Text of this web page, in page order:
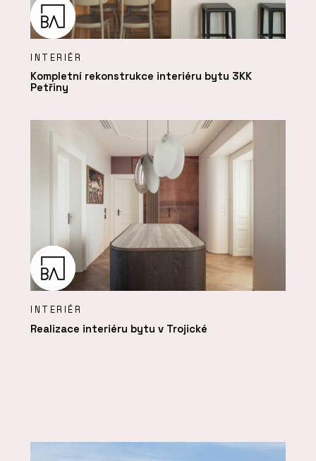
INTERIÉR
Kompletní rekonstrukce interiéru bytu 3KK
Petřiny
INTERIÉR
Realizace interiéru bytu v Trojické